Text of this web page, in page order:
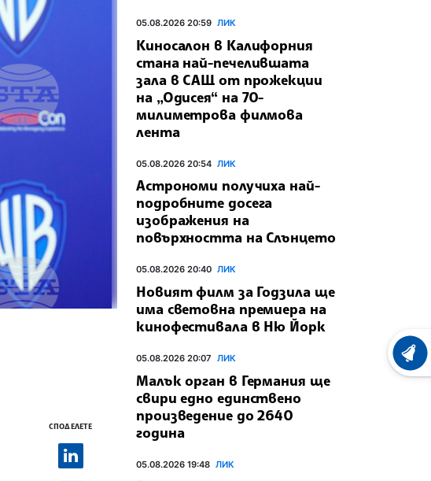
СПОДЕЛЕТЕ
05.08.2026 20:59 ЛИК
Киносалон в Калифорния
стана най-печелившата
зала в САЩ от прожекции
на „Одисея“ на 70-
милиметрова филмова
лента
05.08.2026 20:54 ЛИК
Астрономи получиха най-
подробните досега
изображения на
повърхността на Слънцето
05.08.2026 20:40 ЛИК
Новият филм за Годзила ще
има световна премиера на
кинофестивала в Ню Йорк
05.08.2026 20:07 ЛИК
Малък орган в Германия ще
свири едно единствено
произведение до 2640
година
05.08.2026 19:48 ЛИК